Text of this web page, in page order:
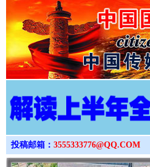
投稿邮箱： 3555333776@QQ.COM